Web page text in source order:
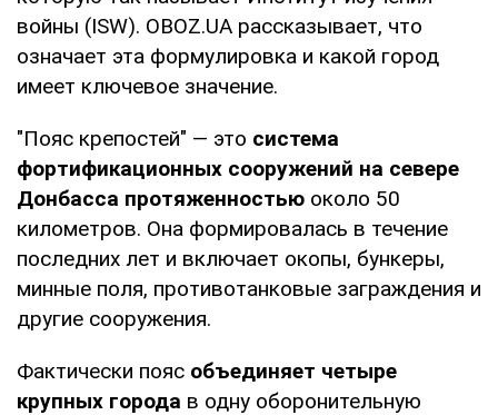
войны (ISW). OBOZ.UA рассказывает, что
означает эта формулировка и какой город
имеет ключевое значение.
"Пояс крепостей" — это система
фортификационных сооружений на севере
Донбасса протяженностью около 50
километров. Она формировалась в течение
последних лет и включает окопы, бункеры,
минные поля, противотанковые заграждения и
другие сооружения.
Фактически пояс объединяет четыре
крупных города в одну оборонительную